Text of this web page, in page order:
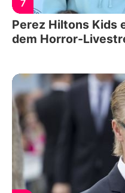
7
Perez Hiltons Kids
dem Horror-